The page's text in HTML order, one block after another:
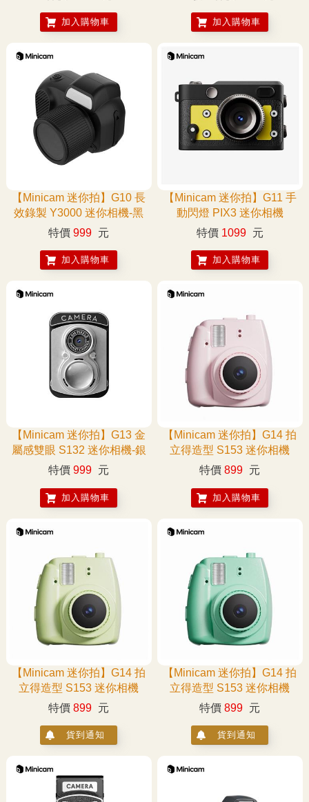
加入購物車 加入購物車
【Minicam 迷你拍】G10 長
效錄製 Y3000 迷你相機-黑
特價 999 元
加入購物車
【Minicam 迷你拍】G11 手
動閃燈 PIX3 迷你相機
特價 1099 元
加入購物車
【Minicam 迷你拍】G13 金
屬感雙眼 S132 迷你相機-銀
特價 999 元
加入購物車
【Minicam 迷你拍】G14 拍
立得造型 S153 迷你相機
特價 899 元
加入購物車
【Minicam 迷你拍】G14 拍
立得造型 S153 迷你相機
特價 899 元
貨到通知
【Minicam 迷你拍】G14 拍
立得造型 S153 迷你相機
特價 899 元
貨到通知